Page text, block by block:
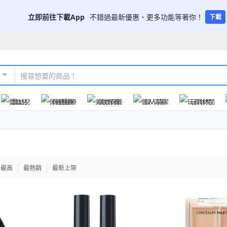
立即前往下載App 不錯過最新優惠、更多功能等著你！ 下載
嬰幼兒 保健醫療 美妝保養 個人清潔 玩具休閒
高 最熱銷 最新上架